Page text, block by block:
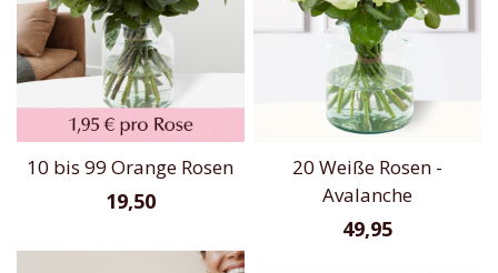
10 bis 99 Orange Rosen
19,50
20 Weiße Rosen -
Avalanche
49,95